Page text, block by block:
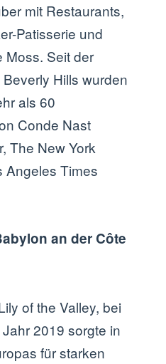
mit Restaurants,
Patisserie und
Moss. Seit der
Hills wurden
als 60
Conde Nast
The New York
Angeles Times
an der Côte
of the Valley, bei
2019 sorgte in
für starken